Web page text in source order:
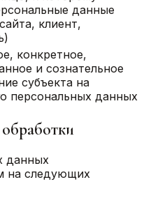
данные
клиент,
конкретное,
и сознательное
субъекта на
персональных данных
данных
на следующих